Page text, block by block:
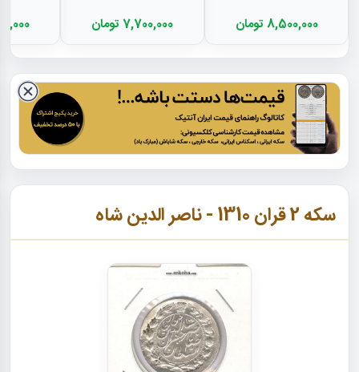
8,500,000 تومان 7,700,000 تومان
سکه 2 قران 1310 - ناصر الدین شاه